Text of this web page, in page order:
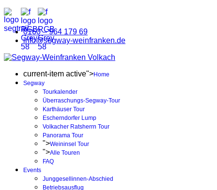
0160 – 964 179 69
info@segway-weinfranken.de
current-item active">Home
Segway
Tourkalender
Überraschungs-Segway-Tour
Karthäuser Tour
Escherndorfer Lump
Volkacher Ratsherrn Tour
Panorama Tour
">Weininsel Tour
">Alle Touren
FAQ
Events
Junggesellinnen-Abschied
Betriebsausflug